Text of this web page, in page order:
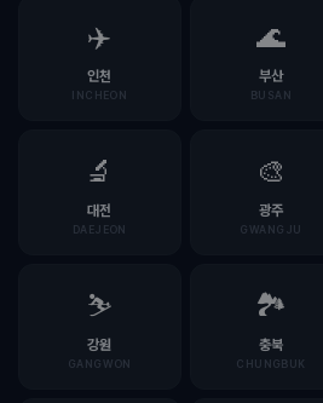
✈️
인천
INCHEON
🌊
부산
BUSAN
🔬
대전
DAEJEON
🎨
광주
GWANGJU
⛷️
강원
GANGWON
🏞️
충북
CHUNGBUK